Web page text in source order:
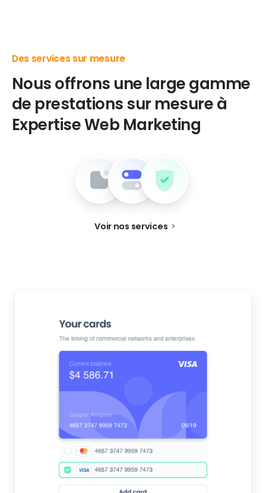
Des produits digitaux de premier choix
Nousoffrons une largegamme
de prestationssur mesureà
ExpertiseWeb Marketing
Voir nos services